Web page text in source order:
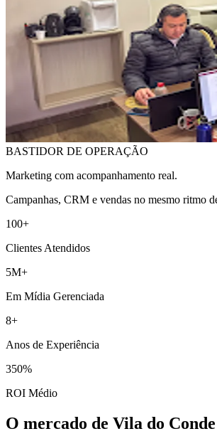
BASTIDOR DE OPERAÇÃO
Marketing com acompanhamento real.
Campanhas, CRM e vendas no mesmo ritmo
100+
Clientes Atendidos
5M+
Em Mídia Gerenciada
8+
Anos de Experiência
350%
ROI Médio
O mercado de Vila do Conde